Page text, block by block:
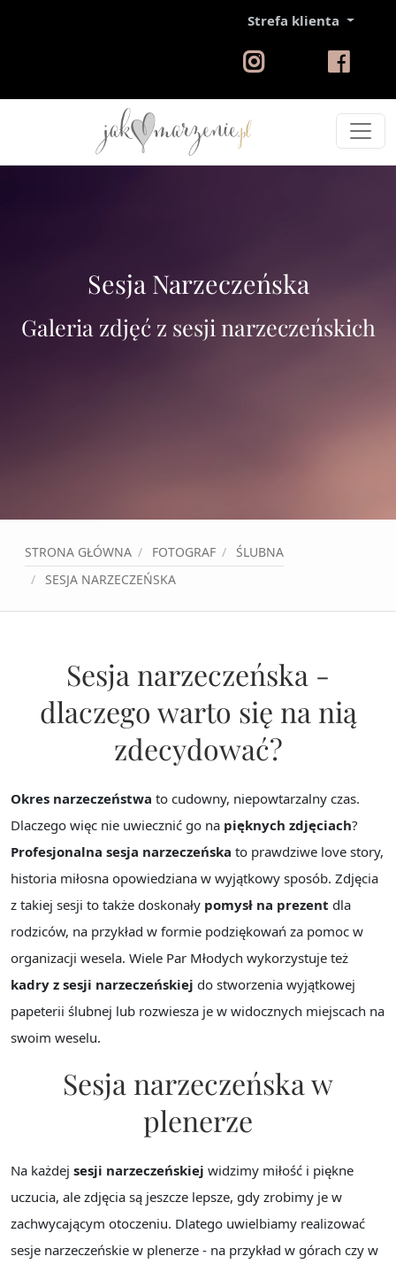
Strefa klienta
Sesja Narzeczeńska
Galeria zdjęć z sesji narzeczeńskich
STRONA GŁÓWNA FOTOGRAF
ŚLUBNA
SESJA NARZECZEŃSKA
Sesja narzeczeńska -
dlaczego warto się na nią
zdecydować?
Okres narzeczeństwa to cudowny, niepowtarzalny czas.
Dlaczego więc nie uwiecznić go na pięknych zdjęciach?
Profesjonalna sesja narzeczeńska to prawdziwe love story,
historia miłosna opowiedziana w wyjątkowy sposób. Zdjęcia
z takiej sesji to także doskonały pomysł na prezent dla
rodziców, na przykład w formie podziękowań za pomoc w
organizacji wesela. Wiele Par Młodych wykorzystuje też
kadry z sesji narzeczeńskiej do stworzenia wyjątkowej
papeterii ślubnej lub rozwiesza je w widocznych miejscach na
swoim weselu.
Sesja narzeczeńska w
plenerze
Na każdej sesji narzeczeńskiej widzimy miłość i piękne
uczucia, ale zdjęcia są jeszcze lepsze, gdy zrobimy je w
zachwycającym otoczeniu. Dlatego uwielbiamy realizować
sesje narzeczeńskie w plenerze - na przykład w górach czy w